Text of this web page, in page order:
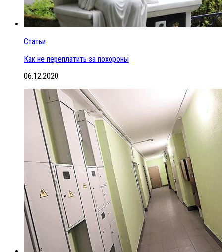
Статьи
Как не переплатить за похороны
06.12.2020